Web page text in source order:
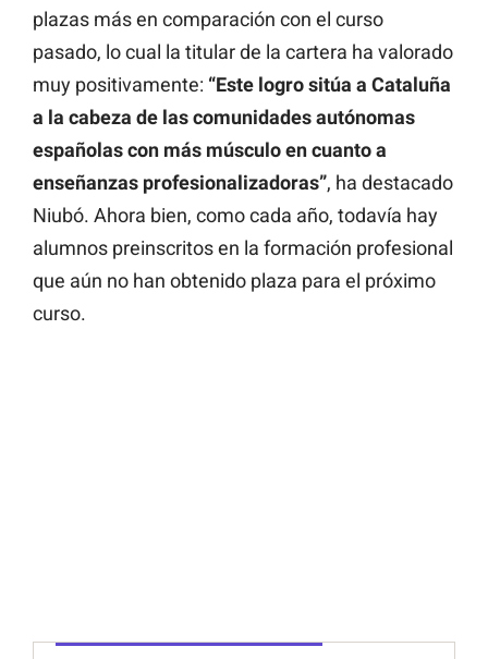
plazas más en comparación con el curso
pasado, lo cual la titular de la cartera ha valorado
muy positivamente: “Este logro sitúa a Cataluña
a la cabeza de las comunidades autónomas
españolas con más músculo en cuanto a
enseñanzas profesionalizadoras”, ha destacado
Niubó. Ahora bien, como cada año, todavía hay
alumnos preinscritos en la formación profesional
que aún no han obtenido plaza para el próximo
curso.